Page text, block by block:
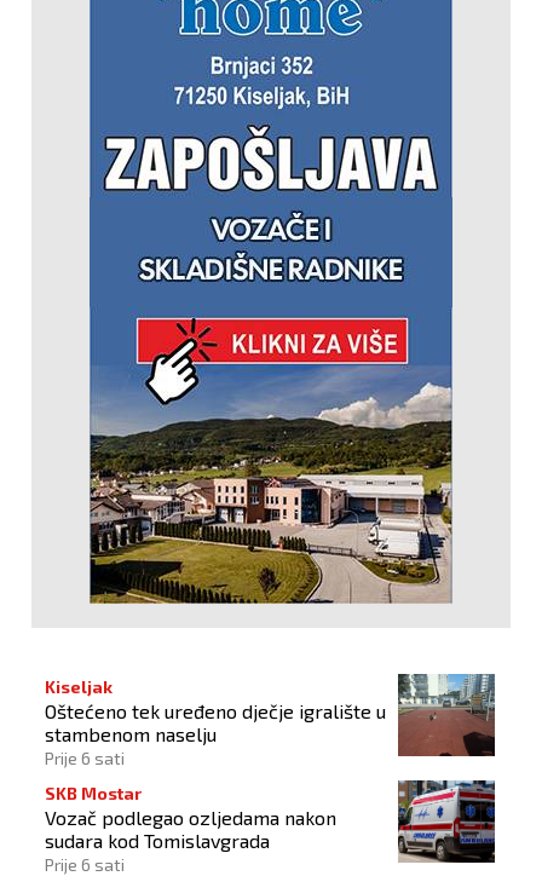
Kiseljak
Oštećeno tek uređeno dječje igralište u
stambenom naselju
Prije 6 sati
SKB Mostar
Vozač podlegao ozljedama nakon
sudara kod Tomislavgrada
Prije 6 sati